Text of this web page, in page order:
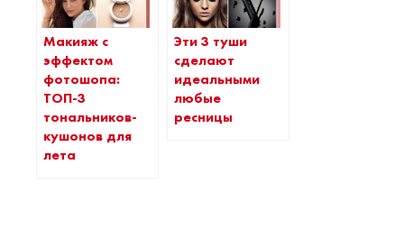
Макияж с
эффектом
фотошопа:
ТОП-3
тональников-
кушонов для
лета
Эти 3 туши
сделают
идеальными
любые
ресницы